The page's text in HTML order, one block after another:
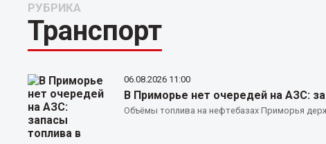
РУБРИКА
Транспорт
06.08.2026 11:00
В Приморье нет очередей на АЗС:
Объёмы топлива на нефтебазах Приморья